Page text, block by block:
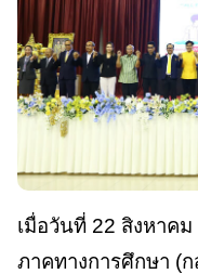
เมื่อวันที่ 22 สิงหาค
ภาคทางการศึกษา (